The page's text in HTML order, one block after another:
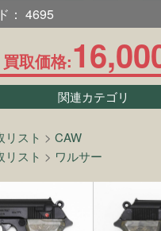
： 4695
買取価格:
関連カテゴリ
リスト > CAW
リスト > ワルサー